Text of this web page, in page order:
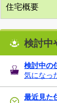
住宅概要
検討中
検討中の
気になっ
最近見た